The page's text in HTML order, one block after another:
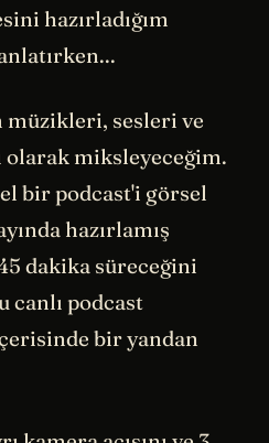
hazırladığım
müzikleri, sesleri ve
olarak miksleyeceğim.
bir podcast'i görsel
hazırlamış
dakika süreceğini
canlı podcast
bir yandan